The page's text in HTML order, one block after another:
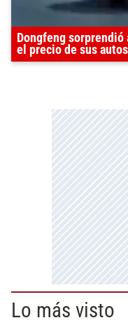
Dongfeng sorprendió
el precio de sus
Lo más visto